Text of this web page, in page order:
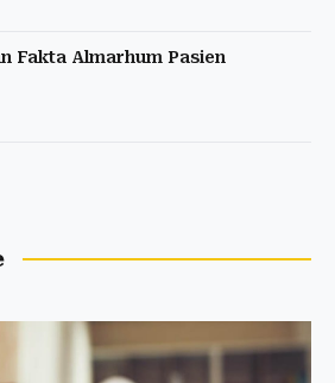
Fakta Almarhum Pasien